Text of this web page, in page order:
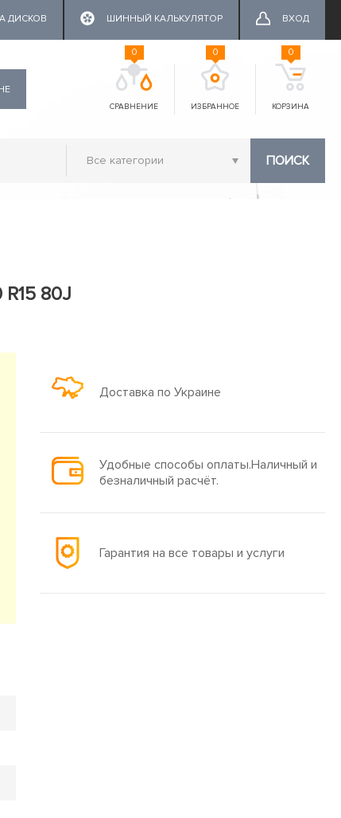
ДИСКОВ ШИННЫЙ КАЛЬКУЛЯТОР ВХОД
СРАВНЕНИЕ
0
ИЗБРАННОЕ
0
КОРЗИНА
0
ПОИСК
80J
Доставка по Украине
Удобные способы оплаты.Наличный и
безналичный расчёт.
Гарантия на все товары и услуги